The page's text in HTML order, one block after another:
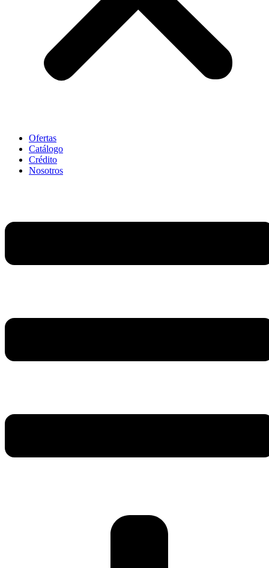
Ofertas
Catálogo
Crédito
Nosotros